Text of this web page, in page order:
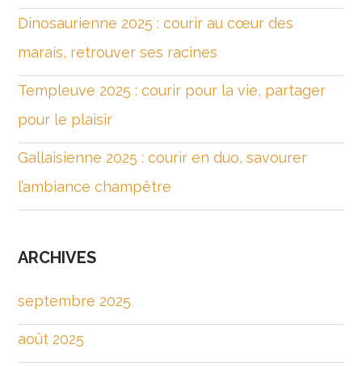
Dinosaurienne 2025 : courir au cœur des
marais, retrouver ses racines
Templeuve 2025 : courir pour la vie, partager
pour le plaisir
Gallaisienne 2025 : courir en duo, savourer
l’ambiance champêtre
ARCHIVES
septembre 2025
août 2025